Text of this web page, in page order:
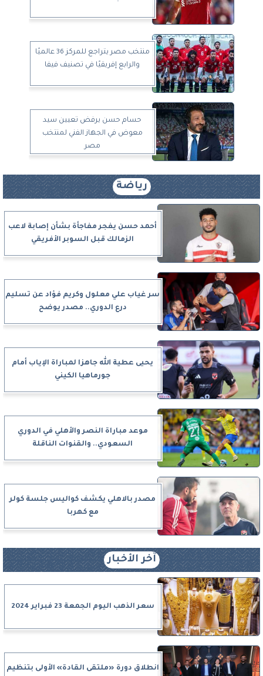
منتخب مصر يتراجع للمركز 36 عالميًا
والرابع إفريقيًا في تصنيف فيفا
حسام حسن يرفض تعيين سيد
معوض في الجهاز الفني لمنتخب
مصر
رياضة
أحمد حسن يفجر مفاجأة بشأن إصابة لاعب
الزمالك قبل السوبر الأفريقي
سر غياب علي معلول وكريم فؤاد عن تسليم
درع الدوري.. مصدر يوضح
يحيى عطية الله جاهزا لمباراة الإياب أمام
جورماهيا الكيني
موعد مباراة النصر والأهلي في الدوري
السعودي.. والقنوات الناقلة
مصدر بالاهلي يكشف كواليس جلسة كولر
مع كهربا
آخر الأخبار
سعر الذهب اليوم الجمعة 23 فبراير 2024
انطلاق دورة «ملتقى القادة» الأولى بتنظيم